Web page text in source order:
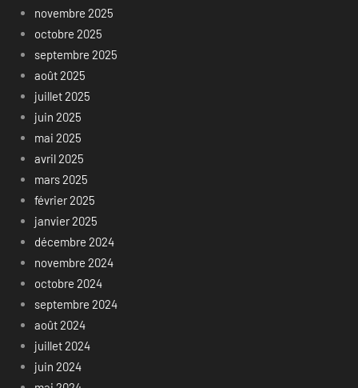
novembre 2025
octobre 2025
septembre 2025
août 2025
juillet 2025
juin 2025
mai 2025
avril 2025
mars 2025
février 2025
janvier 2025
décembre 2024
novembre 2024
octobre 2024
septembre 2024
août 2024
juillet 2024
juin 2024